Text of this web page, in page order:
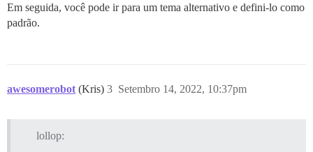
Em seguida, você pode ir para um tema alternativo e defini-lo como
padrão.
awesomerobot (Kris) Setembro 14, 2022, 10:37pm
3
lollop: